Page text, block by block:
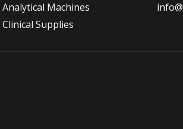
Analytical Machines
Clinical Supplies